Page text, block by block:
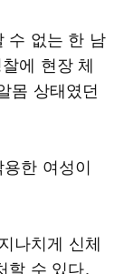
수 없는 한 남
에 현장 체
몸 상태였던
한 여성이
나치게 신체
할 수 있다.